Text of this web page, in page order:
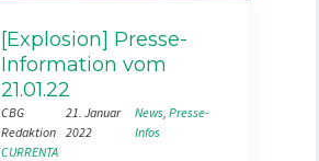
[Explosion] Presse-
Information vom
21.01.22
CBG
Redaktion
21. Januar
2022
News, Presse-
Infos
CURRENTA